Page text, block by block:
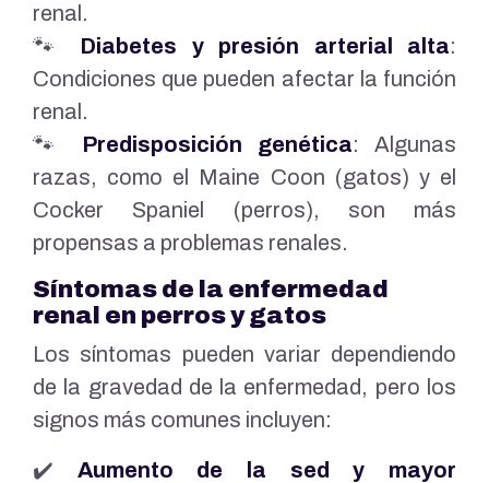
renal.
🐾 Diabetes y presión arterial alta:
Condiciones que pueden afectar la función
renal.
🐾
Predisposición genética: Algunas
razas, como el Maine Coon (gatos) y el
Cocker Spaniel (perros), son más
propensas a problemas renales.
Síntomas de la enfermedad
renal en perros y gatos
Los síntomas pueden variar dependiendo
de la gravedad de la enfermedad, pero los
signos más comunes incluyen:
✔️ Aumento de la sed y mayor